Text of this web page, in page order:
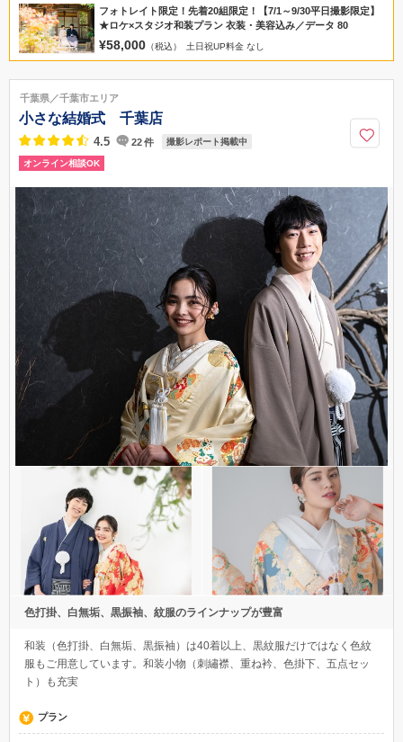
フォトレイト限定！先着20組限定！【7/1～9/30平日撮影限定】
★ロケ×スタジオ和装プラン 衣装・美容込み／データ 80
¥58,000 （税込） 土日祝UP料金 なし
千葉県／千葉市エリア
小さな結婚式 千葉店
4.5 22件 撮影レポート掲載中
オンライン相談OK
色打掛、白無垢、黒振袖、紋服のラインナップが豊富
和装（色打掛、白無垢、黒振袖）は40着以上、黒紋服だけではなく色紋
服もご用意しています。和装小物（刺繡襟、重ね衿、色掛下、五点セッ
ト）も充実
プラン